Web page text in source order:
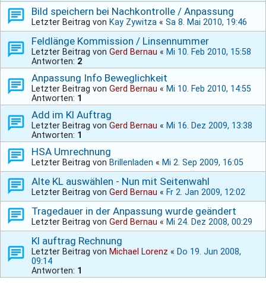
Bild speichern bei Nachkontrolle / Anpassung
Letzter Beitrag von Kay Zywitza « Sa 8. Mai 2010, 19:46
Feldlänge Kommission / Linsennummer
Letzter Beitrag von Gerd Bernau « Mi 10. Feb 2010, 15:58
Antworten: 2
Anpassung Info Beweglichkeit
Letzter Beitrag von Gerd Bernau « Mi 10. Feb 2010, 14:55
Antworten: 1
Add im Kl Auftrag
Letzter Beitrag von Gerd Bernau « Mi 16. Dez 2009, 13:38
Antworten: 1
HSA Umrechnung
Letzter Beitrag von Brillenladen « Mi 2. Sep 2009, 16:05
Alte KL auswählen - Nun mit Seitenwahl
Letzter Beitrag von Gerd Bernau « Fr 2. Jan 2009, 12:02
Tragedauer in der Anpassung wurde geändert
Letzter Beitrag von Gerd Bernau « Mi 24. Dez 2008, 00:29
Kl auftrag Rechnung
Letzter Beitrag von Michael Lorenz « Do 19. Jun 2008,
09:14
Antworten: 1